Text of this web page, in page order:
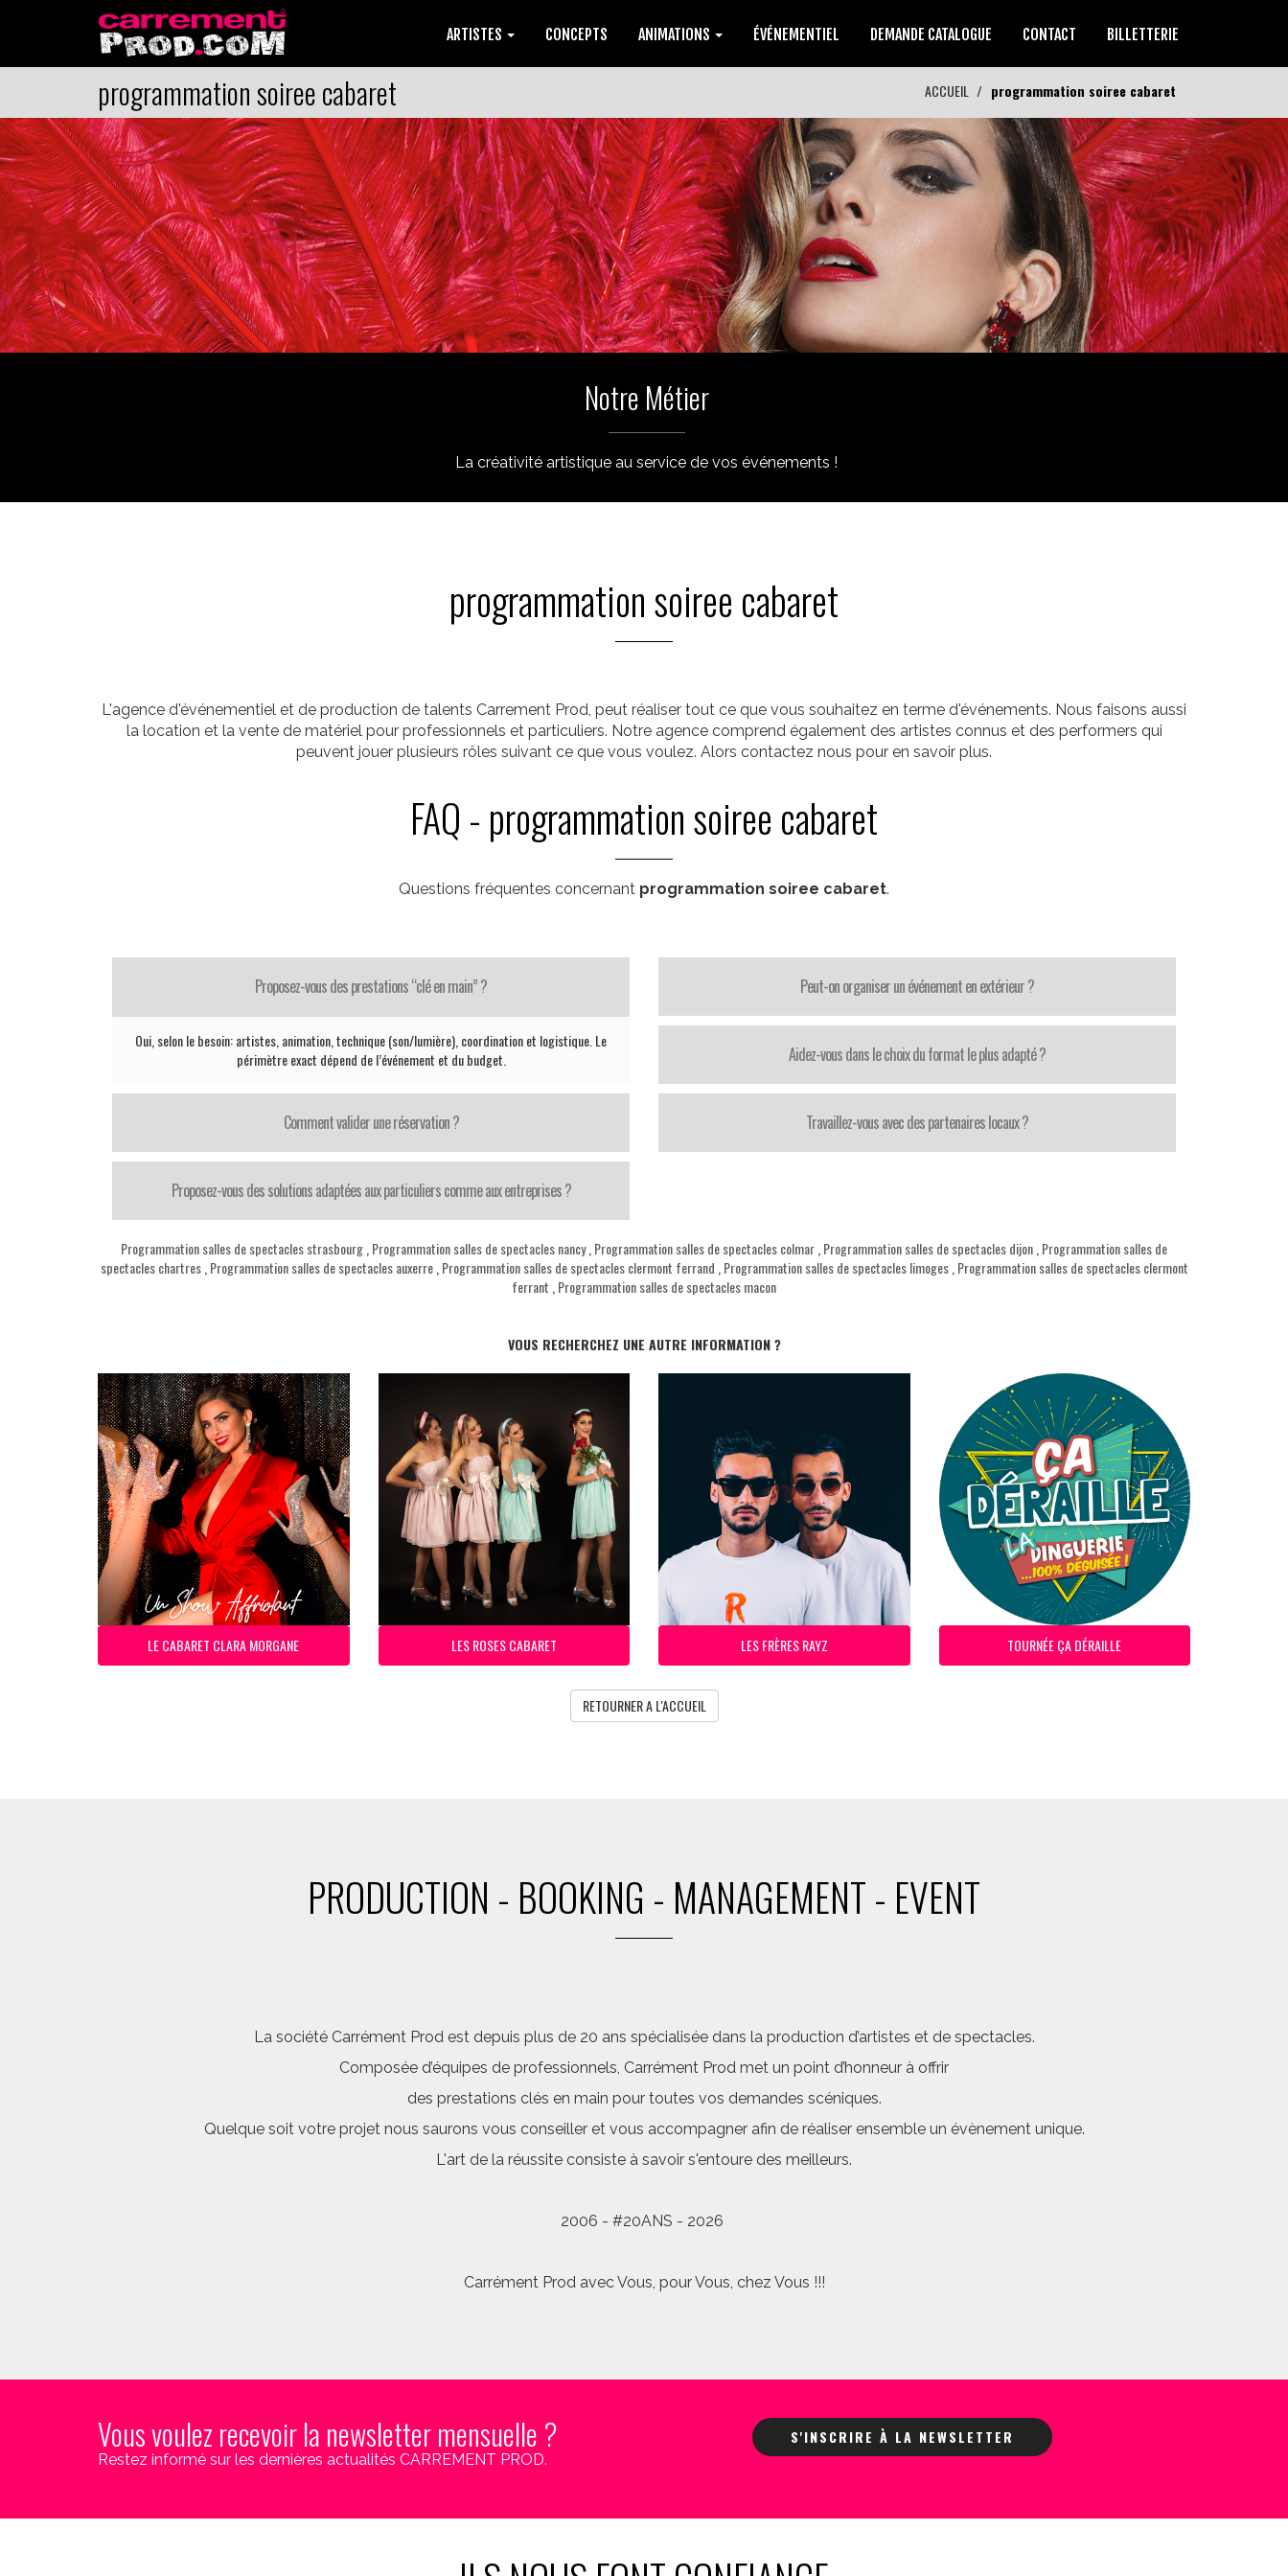
ARTISTES CONCEPTS ANIMATIONS ÉVÉNEMENTIEL DEMANDE CATALOGUE CONTACT BILLETTERIE
programmation soiree cabaret ACCUEIL programmation soiree cabaret
Notre Métier
La créativité artistique au service de vos événements !
programmation soiree cabaret
L'agence d'événementiel et de production de talents Carrement Prod, peut réaliser tout ce que vous souhaitez en terme d'événements. Nous faisons aussi
la location et la vente de matériel pour professionnels et particuliers. Notre agence comprend également des artistes connus et des performers qui
peuvent jouer plusieurs rôles suivant ce que vous voulez. Alors contactez nous pour en savoir plus.
FAQ - programmation soiree cabaret
Questions fréquentes concernant programmation soiree cabaret.
Proposez-vous des prestations “clé en main” ?
Oui, selon le besoin: artistes, animation, technique (son/lumière), coordination et logistique. Le
périmètre exact dépend de l’événement et du budget.
Comment valider une réservation ?
Proposez-vous des solutions adaptées aux particuliers comme aux entreprises ?
Peut-on organiser un événement en extérieur ?
Aidez-vous dans le choix du format le plus adapté ?
Travaillez-vous avec des partenaires locaux ?
Programmation salles de spectacles strasbourg Programmation salles de spectacles nancy, Programmation salles de spectacles colmar Programmation salles de spectacles dijon Programmation salles de
spectacles chartres, Programmation salles de spectacles auxerre, Programmation salles de spectacles clermont ferrand Programmation salles de spectacles limoges, Programmation salles de spectacles clermont
ferrant Programmation salles de spectacles macon
VOUS RECHERCHEZ UNE AUTRE INFORMATION ?
LE CABARET CLARA MORGANE LES ROSES CABARET LES FRÈRES RAYZ TOURNÉE ÇA DÉRAILLE
RETOURNER A L'ACCUEIL
PRODUCTION - BOOKING - MANAGEMENT - EVENT
La société Carrément Prod est depuis plus de 20 ans spécialisée dans la production d’artistes et de spectacles.
Composée d’équipes de professionnels, Carrément Prod met un point d’honneur à offrir
des prestations clés en main pour toutes vos demandes scéniques.
Quelque soit votre projet nous saurons vous conseiller et vous accompagner afin de réaliser ensemble un évènement unique.
L'art de la réussite consiste à savoir s'entoure des meilleurs.
2006 - #20ANS - 2026
Carrément Prod avec Vous, pour Vous, chez Vous !!!
Vous voulez recevoir la newsletter mensuelle ?
Restez informé sur les dernières actualités CARREMENT PROD.
S'INSCRIRE À LA NEWSLETTER